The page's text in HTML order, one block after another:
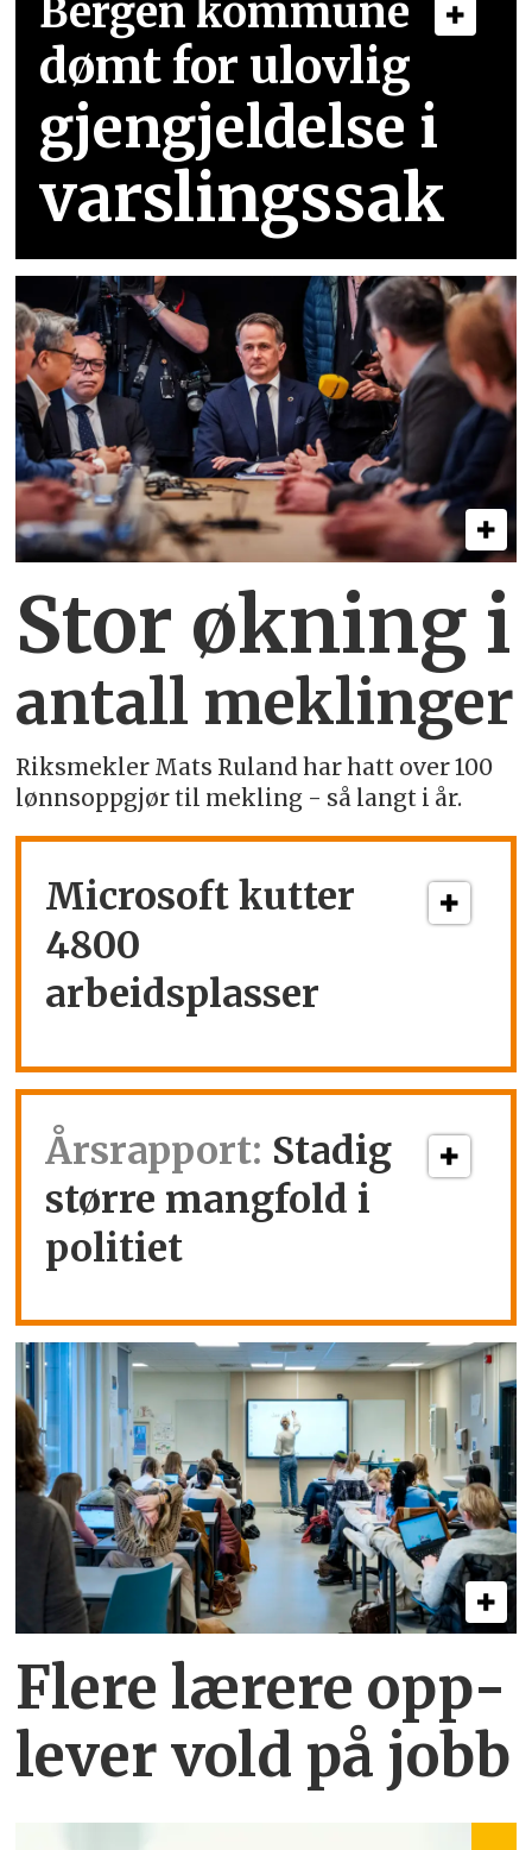
Bergen kommune
dømt for ulovlig
gjengjeldelse i
varslingssak
Stor økning i
antall meklinger
Riksmekler Mats Ruland har hatt over 100
lønnsoppgjør til mekling - så langt i år.
Microsoft kutter
4800
arbeidsplasser
Årsrapport: Stadig
større mangfold i
politiet
Flere lærere opp­
lever vold på jobb